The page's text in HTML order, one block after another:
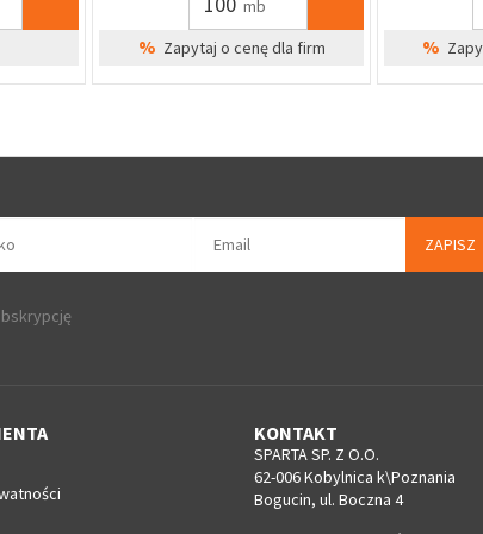
firm
szt
% Zapytaj o cenę dla firm
ZAPISZ
KONTAKT
SPARTA SP. Z O.O.
62-006 Kobylnica k\Poznania
Bogucin, ul. Boczna 4